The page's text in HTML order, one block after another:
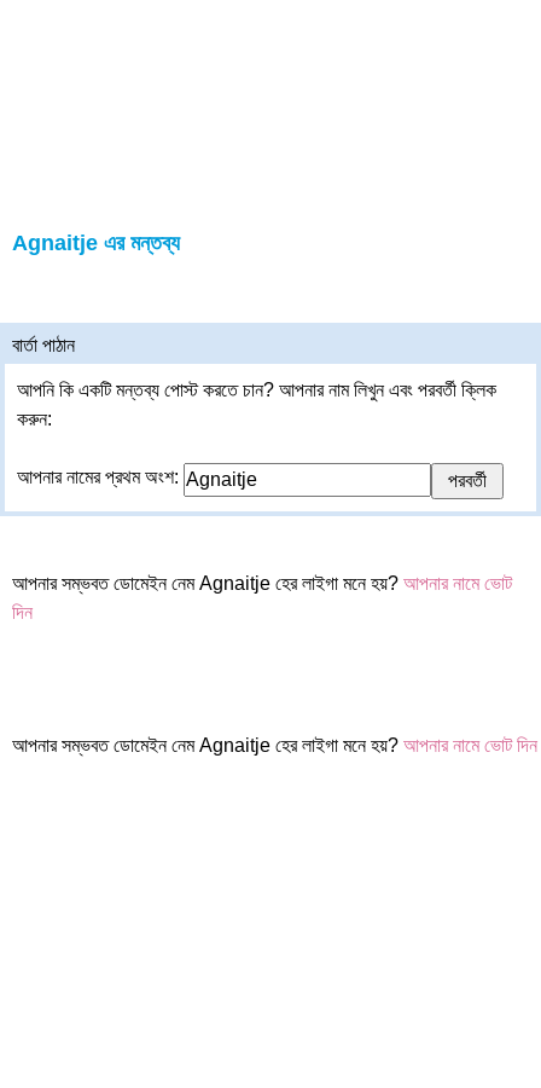
Agnaitje এর মন্তব্য
বার্তা পাঠান
আপনি কি একটি মন্তব্য পোস্ট করতে চান? আপনার নাম লিখুন এবং পরবর্তী ক্লিক
করুন:
আপনার নামের প্রথম অংশ:
আপনার সম্ভবত ডোমেইন নেম Agnaitje হের লাইগা মনে হয়? আপনার নামে ভোট
দিন
আপনার সম্ভবত ডোমেইন নেম Agnaitje হের লাইগা মনে হয়? আপনার নামে ভোট দিন